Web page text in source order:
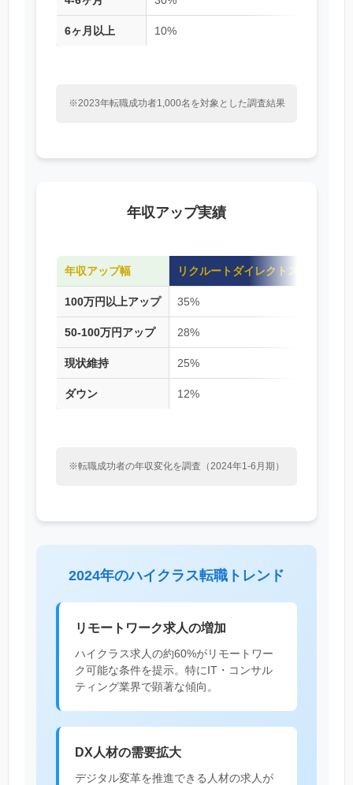
6ヶ月以上 10%
※2023年転職成功者1,000名を対象とした調査結果
年収アップ実績
年収アップ幅 リクルートダイレクトスカウト
100万円以上アップ 35%
50-100万円アップ 28%
現状維持 25%
ダウン 12%
※転職成功者の年収変化を調査（2024年1-6月期）
2024年のハイクラス転職トレンド
リモートワーク求人の増加
ハイクラス求人の約60%がリモートワー
ク可能な条件を提示。特にIT・コンサル
ティング業界で顕著な傾向。
DX人材の需要拡大
デジタル変革を推進できる人材の求人が